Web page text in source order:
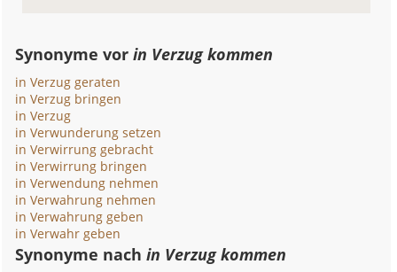
Synonyme vorin Verzug kommen
in Verzug geraten
in Verzug bringen
in Verzug
in Verwunderung setzen
in Verwirrung gebracht
in Verwirrung bringen
in Verwendung nehmen
in Verwahrung nehmen
in Verwahrung geben
in Verwahr geben
Synonyme nachin Verzug kommen